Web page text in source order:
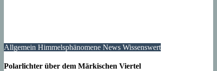
Allgemein Himmelsphänomene News Wissenswert
Polarlichter über dem Märkischen Viertel